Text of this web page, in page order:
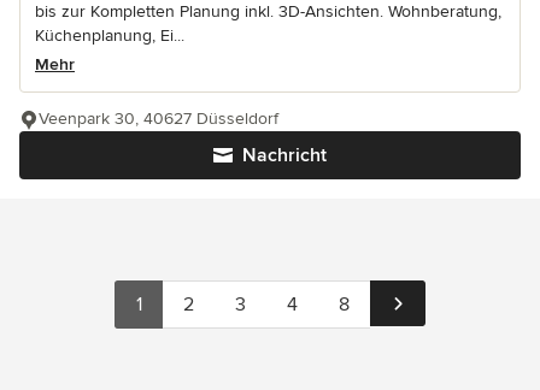
bis zur Kompletten Planung inkl. 3D-Ansichten. Wohnberatung,
Küchenplanung, Ei...
Mehr
Nachricht
Veenpark 30, 40627 Düsseldorf
1 2 3 4 8